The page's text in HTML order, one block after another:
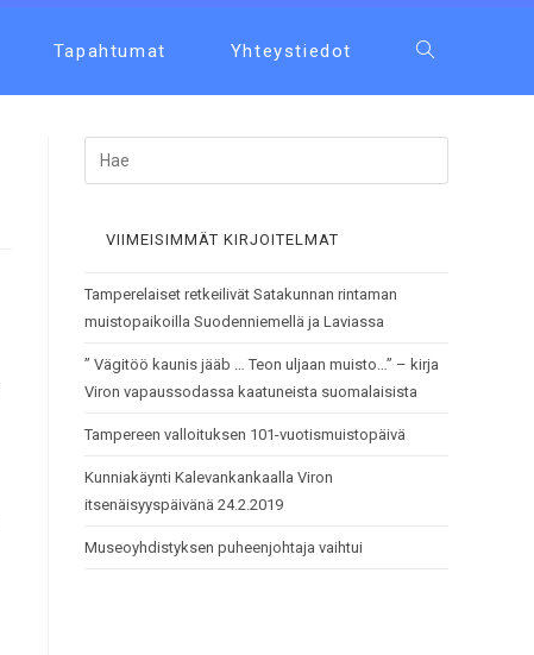
Tapahtumat Yhteystiedot
VIIMEISIMMÄT KIRJOITELMAT
Tamperelaiset retkeilivät Satakunnan rintaman
muistopaikoilla Suodenniemellä ja Laviassa
” Vägitöö kaunis jääb … Teon uljaan muisto…” – kirja
Viron vapaussodassa kaatuneista suomalaisista
Tampereen valloituksen 101-vuotismuistopäivä
Kunniakäynti Kalevankankaalla Viron
itsenäisyyspäivänä 24.2.2019
Museoyhdistyksen puheenjohtaja vaihtui